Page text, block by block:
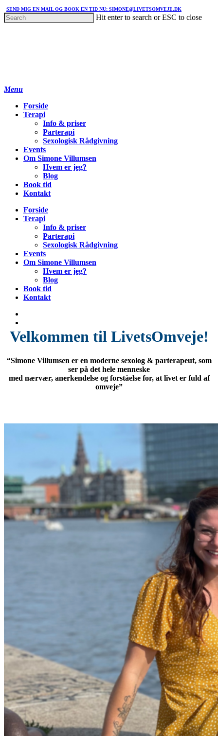
SEND MIG EN MAIL OG BOOK EN TID NU: SIMONE@LIVETSOMVEJE.DK
Hit enter to search or ESC to close
Menu
Forside
Terapi
Info & priser
Parterapi
Sexologisk Rådgivning
Events
Om Simone Villumsen
Hvem er jeg?
Blog
Book tid
Kontakt
Forside
Terapi
Info & priser
Parterapi
Sexologisk Rådgivning
Events
Om Simone Villumsen
Hvem er jeg?
Blog
Book tid
Kontakt
Velkommen til LivetsOmveje!
“Simone Villumsen er en moderne sexolog & parterapeut, som
ser på det hele menneske
med nærvær, anerkendelse og forståelse for, at livet er fuld af
omveje”